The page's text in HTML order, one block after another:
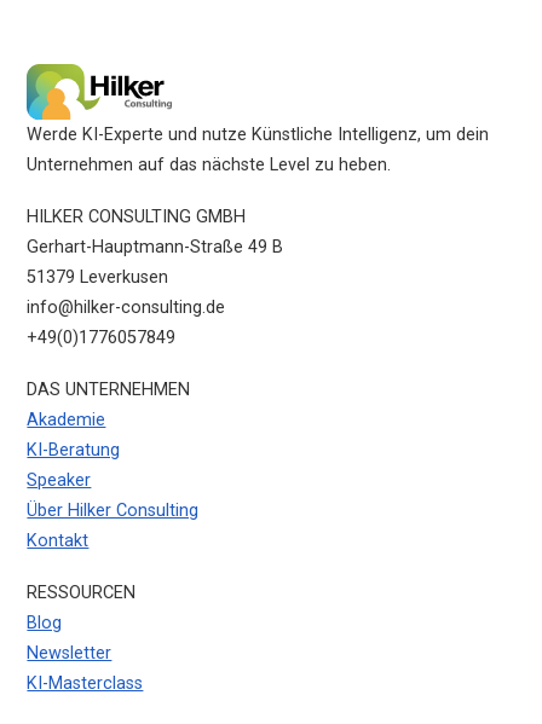
Werde KI-Experte und nutze Künstliche Intelligenz, um dein
Unternehmen auf das nächste Level zu heben.
HILKER CONSULTING GMBH
Gerhart-Hauptmann-Straße 49 B
51379 Leverkusen
info@hilker-consulting.de
+49(0)1776057849
DAS UNTERNEHMEN
Akademie
KI-Beratung
Speaker
Über Hilker Consulting
Kontakt
RESSOURCEN
Blog
Newsletter
KI-Masterclass